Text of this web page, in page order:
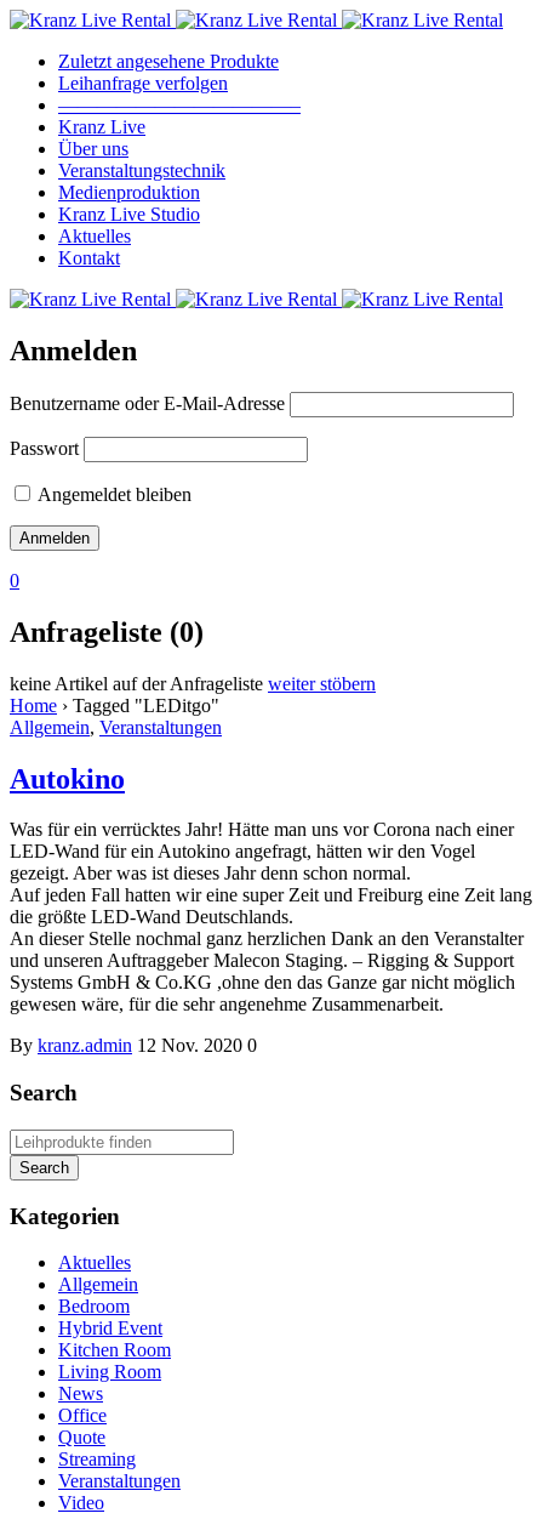
Zuletzt angesehene Produkte
Leihanfrage verfolgen
————————————–
Kranz Live
Über uns
Veranstaltungstechnik
Medienproduktion
Kranz Live Studio
Aktuelles
Kontakt
Anmelden
Benutzername oder E-Mail-Adresse
Passwort
Angemeldet bleiben
0
Anfrageliste (0)
keine Artikel auf der Anfrageliste weiter stöbern
Home › Tagged "LEDitgo"
Allgemein, Veranstaltungen
Autokino
Was für ein verrücktes Jahr! Hätte man uns vor Corona nach einer
LED-Wand für ein Autokino angefragt, hätten wir den Vogel
gezeigt. Aber was ist dieses Jahr denn schon normal.
Auf jeden Fall hatten wir eine super Zeit und Freiburg eine Zeit lang
die größte LED-Wand Deutschlands.
An dieser Stelle nochmal ganz herzlichen Dank an den Veranstalter
und unseren Auftraggeber Malecon Staging. – Rigging & Support
Systems GmbH & Co.KG ,ohne den das Ganze gar nicht möglich
gewesen wäre, für die sehr angenehme Zusammenarbeit.
By kranz.admin 12 Nov. 2020 0
Search
Kategorien
Aktuelles
Allgemein
Bedroom
Hybrid Event
Kitchen Room
Living Room
News
Office
Quote
Streaming
Veranstaltungen
Video